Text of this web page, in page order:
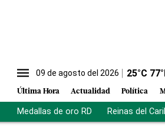
09 de agosto del 2026 25°C 77
Última Hora Actualidad Política
Medallas de oro RD Reinas del